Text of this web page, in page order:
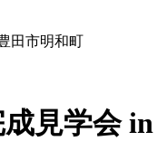
田市明和町
見学会 in